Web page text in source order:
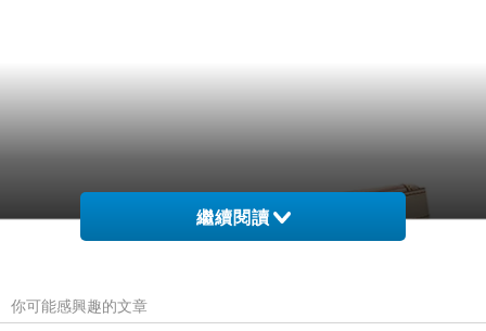
繼續閱讀
你可能感興趣的文章